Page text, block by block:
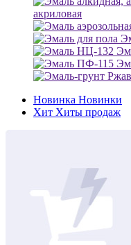
акриловая
Новинка Новинки
Хит Хиты продаж